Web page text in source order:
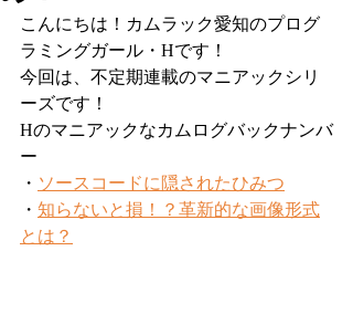
こんにちは！カムラック愛知のプログ
ラミングガール・Hです！
今回は、不定期連載のマニアックシリ
ーズです！
Hのマニアックなカムログバックナンバ
ー
・ ソースコードに隠されたひみつ
・ 知らないと損！？革新的な画像形式
とは？